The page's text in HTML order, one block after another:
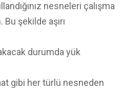
nesneleri çalışma
Bu şekilde aşırı
durumda yük
gibi her türlü nesneden